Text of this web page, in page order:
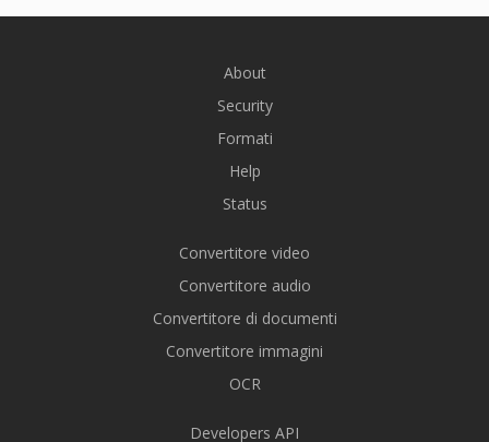
About
Security
Formati
Help
Status
Convertitore video
Convertitore audio
Convertitore di documenti
Convertitore immagini
OCR
Developers API